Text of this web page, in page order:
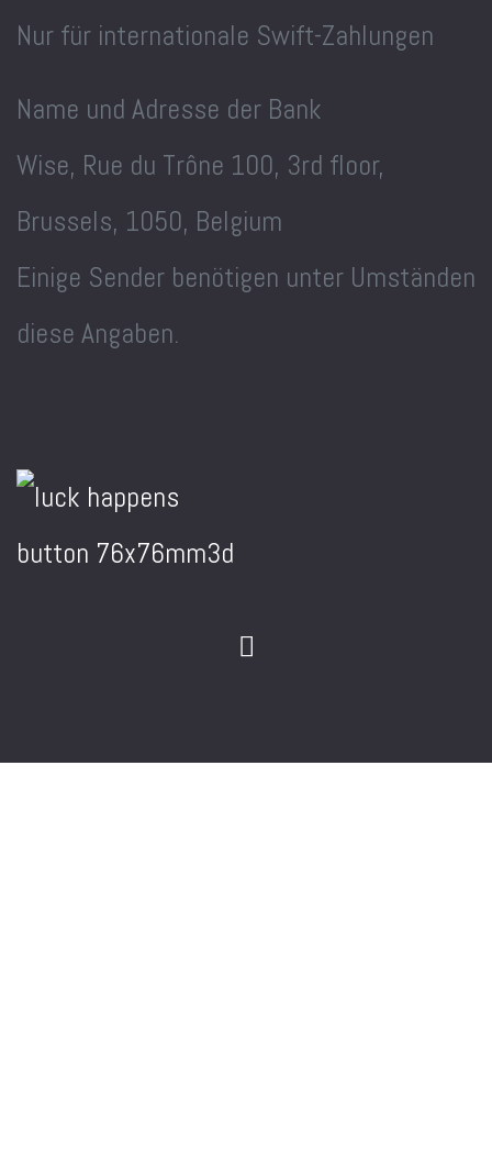
Nur für internationale Swift-Zahlungen
Name und Adresse der Bank
Wise, Rue du Trône 100, 3rd floor,
Brussels, 1050, Belgium
Einige Sender benötigen unter Umständen
diese Angaben.